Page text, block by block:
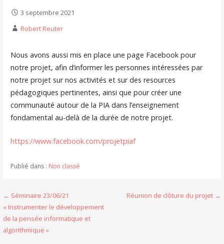
3 septembre 2021
Robert Reuter
Nous avons aussi mis en place une page Facebook pour
notre projet, afin d’informer les personnes intéressées par
notre projet sur nos activités et sur des resources
pédagogiques pertinentes, ainsi que pour créer une
communauté autour de la PIA dans l’enseignement
fondamental au-delà de la durée de notre projet.
https://www.facebook.com/projetpiaf
Publié dans : Non classé
Navigation
de
l’article
← Séminaire 23/06/21
« Instrumenter le développement
de la pensée informatique et
algorithmique »
Réunion de clôture du projet →